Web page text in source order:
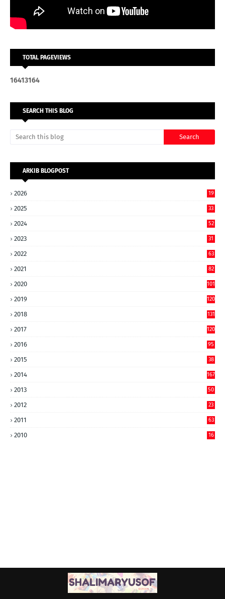
TOTAL PAGEVIEWS
16413164
SEARCH THIS BLOG
ARKIB BLOGPOST
2026 19
2025 33
2024 52
2023 31
2022 63
2021 82
2020 101
2019 120
2018 131
2017 120
2016 95
2015 38
2014 167
2013 50
2012 23
2011 63
2010 16